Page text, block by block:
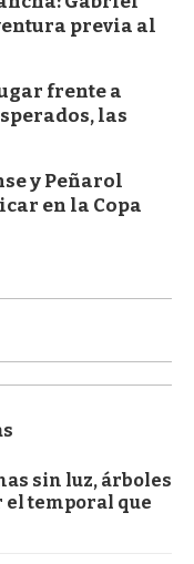
previa al
frente a
las
y Peñarol
en la Copa
sin luz, árboles
el temporal que